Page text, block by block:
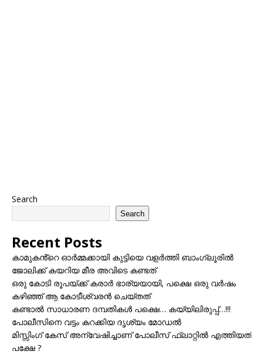
Search
Search
Recent Posts
കാമുകൻ്റെ ഓർമ്മക്കായി കുട്ടിയെ വളർത്തി ബാംഗ്ലൂരിൽ
ജോലിക്ക് കയറിയ മീര അവിടെ കണ്ടത്
ഒരു കോടി രൂപയ്ക്ക് കരാർ ഭാര്യയായി, പക്ഷെ ഒരു വർഷം
കഴിഞ്ഞ് ആ കോടീശ്വരൻ ചെയ്തത്
കണ്ടാൽ സാധാരണ ദമ്പതികൾ പക്ഷെ… കയ്യിലിരുപ്പ്…!!!
പോലീസിനെ വട്ടം കറക്കിയ ദൃശ്യം മോഡല്‍
മിസ്സിംഗ് കേസ് അന്വേഷിച്ചാണ് പോലീസ് ഫ്ലാറ്റിൽ എത്തിയത്
പക്ഷേ ?